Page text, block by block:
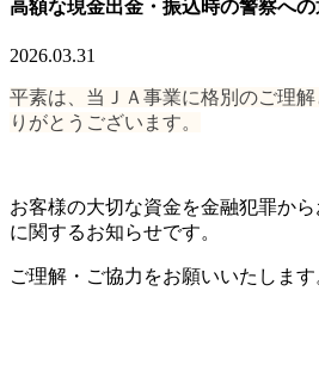
高額な現金出金・振込時の警察へ
2026.03.31
平素は、当ＪＡ事業に格別のご理
りがとうございます。
お客様の大切な資金を金融犯罪か
に関するお知らせです。
ご理解・ご協力をお願いいたします